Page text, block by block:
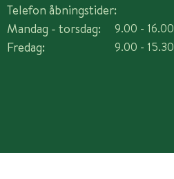
Telefon åbningstider:
Mandag - torsdag:
Fredag:
9.00 - 16.00
9.00 - 15.30